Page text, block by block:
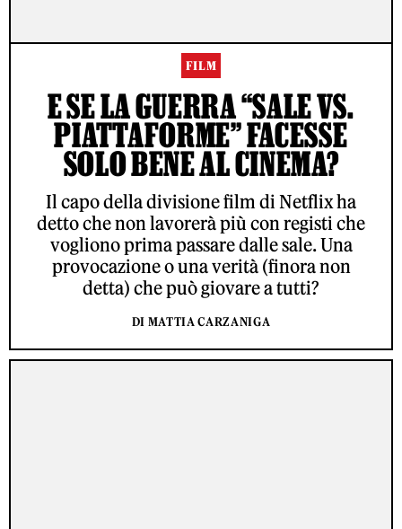
FILM
E SE LA GUERRA “SALE VS.
PIATTAFORME” FACESSE
SOLO BENE AL CINEMA?
Il capo della divisione film di Netflix ha
detto che non lavorerà più con registi che
vogliono prima passare dalle sale. Una
provocazione o una verità (finora non
detta) che può giovare a tutti?
DI MATTIA CARZANIGA